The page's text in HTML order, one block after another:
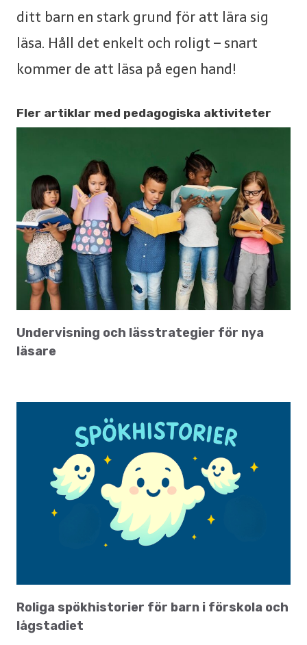
ditt barn en stark grund för att lära sig
läsa. Håll det enkelt och roligt – snart
kommer de att läsa på egen hand!
Fler artiklar med pedagogiska aktiviteter
Undervisning och lässtrategier för nya
läsare
Roliga spökhistorier för barn i förskola och
lågstadiet